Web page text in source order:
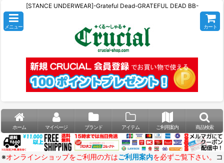
[STANCE UNDERWEAR]-Grateful Dead-GRATEFUL DEAD BB-
メニュー カート
ホーム マイページ ブランド アイテム ご利用案内 商品検索
※オンラインショップをご利用の方はご利用案内を必ずご覧下さい。
コ